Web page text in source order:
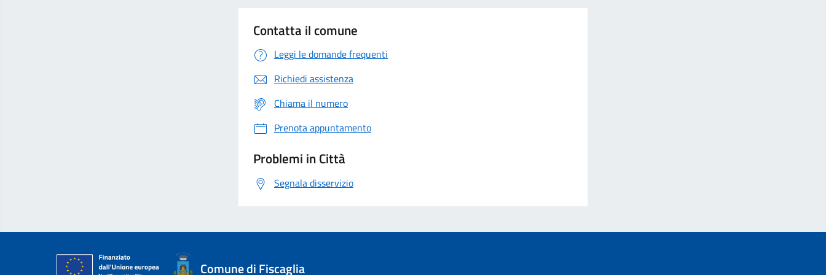
Contatta il comune
Leggi le domande frequenti
Richiedi assistenza
Chiama il numero
Prenota appuntamento
Problemi in Città
Segnala disservizio
Comune di Fiscaglia